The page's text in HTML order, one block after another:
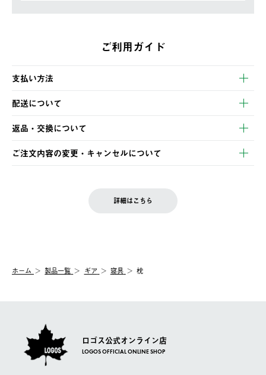
ご利用ガイド
支払い方法
以下のいずれかの方法でお支払いいただけます。
・クレジットカード決済
・コンビニ決済
・Pay-easy決済
配送について
【発送スケジュール】
ご注文・ご入金完了より2営業日以内に商品を発送いたします。
土日祝の発送はございませんので、木曜日以降のご注文は週明け
の発送となる場合がございます。
【配送業者】
佐川急便にて配送されます。
返品・交換について
※お客様都合の場合
お客様都合の返品にかかる送料は、お客様ご負担とさせていただ
一度お手元の商品を返品いただき、ご希望商品を再注文してくだ
ご注文内容の変更・キャンセルについて
LOGOS FAMILY会員の方は、会員マイページ内 購入履歴画面に
詳細はこちら
ホーム 製品一覧 ギア 寝具 枕
ロゴス公式オンライン店
LOGOS OFFICIAL ONLINE SHOP